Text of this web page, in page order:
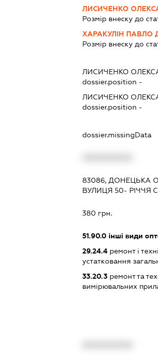
ЛИСИЧЕНКО
Розмір внеску до
ХАРАКУЛІН ПАВЛО
Розмір внеску до
ЛИСИЧЕНКО
dossier.position -
ЛИСИЧЕНКО
dossier.position -
dossier.missingData
83086, ДОНЕЦЬКА
ВУЛИЦЯ 50- РІЧЧЯ
380 грн.
51.90.0інші види
29.24.4ремонт і
устатковання
33.20.3ремонт та
вимірювальних